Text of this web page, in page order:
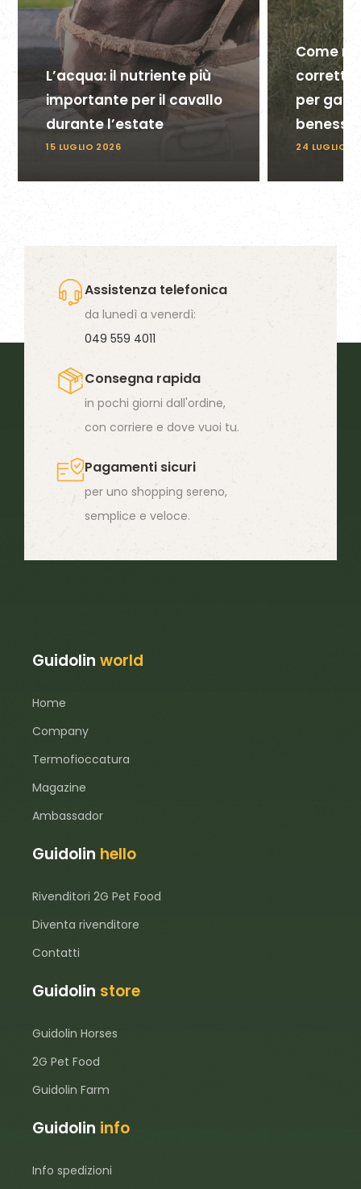
L’acqua: il nutriente più
importante per il cavallo
durante l’estate
15 LUGLIO 2026
Come
per
24 LUGLIO
Assistenza telefonica
da lunedì a venerdì:
049 559 4011
Consegna rapida
in pochi giorni dall'ordine,
con corriere e dove vuoi tu.
Pagamenti sicuri
per uno shopping sereno,
semplice e veloce.
Guidolinworld
Home
Company
Termofioccatura
Magazine
Ambassador
Guidolin hello
Rivenditori 2G Pet Food
Diventa rivenditore
Contatti
Guidolin store
Guidolin Horses
2G Pet Food
Guidolin Farm
Guidolin info
Info spedizioni